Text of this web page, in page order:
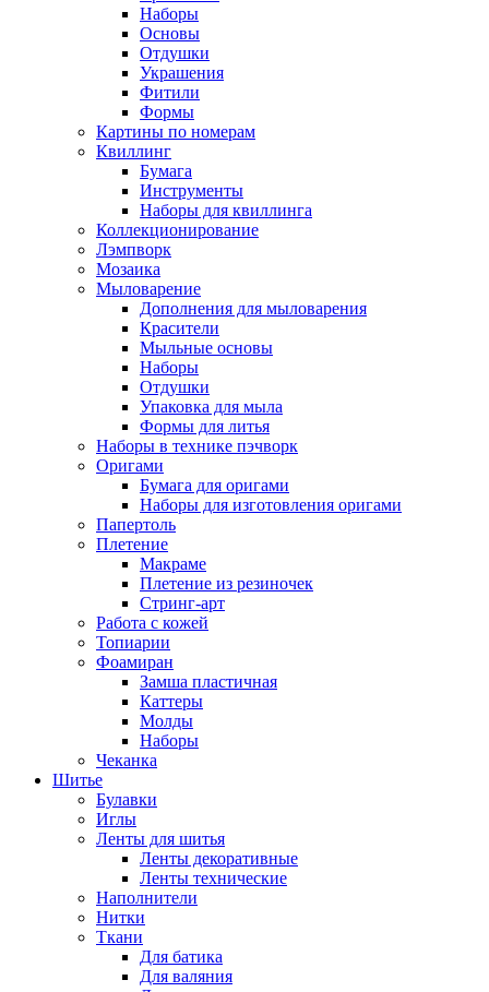
Наборы
Основы
Отдушки
Украшения
Фитили
Формы
Картины по номерам
Квиллинг
Бумага
Инструменты
Наборы для квиллинга
Коллекционирование
Лэмпворк
Мозаика
Мыловарение
Дополнения для мыловарения
Красители
Мыльные основы
Наборы
Отдушки
Упаковка для мыла
Формы для литья
Наборы в технике пэчворк
Оригами
Бумага для оригами
Наборы для изготовления оригами
Папертоль
Плетение
Макраме
Плетение из резиночек
Стринг-арт
Работа с кожей
Топиарии
Фоамиран
Замша пластичная
Каттеры
Молды
Наборы
Чеканка
Шитье
Булавки
Иглы
Ленты для шитья
Ленты декоративные
Ленты технические
Наполнители
Нитки
Ткани
Для батика
Для валяния